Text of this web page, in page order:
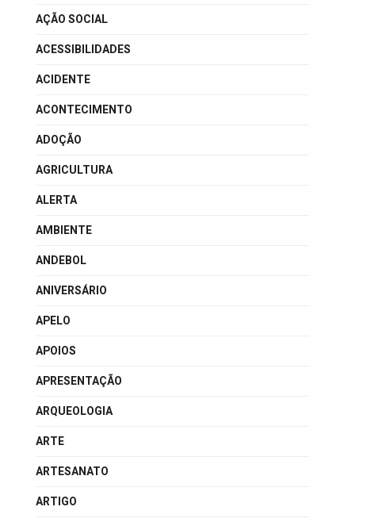
AÇÃO SOCIAL
ACESSIBILIDADES
ACIDENTE
ACONTECIMENTO
ADOÇÃO
AGRICULTURA
ALERTA
AMBIENTE
ANDEBOL
ANIVERSÁRIO
APELO
APOIOS
APRESENTAÇÃO
ARQUEOLOGIA
ARTE
ARTESANATO
ARTIGO